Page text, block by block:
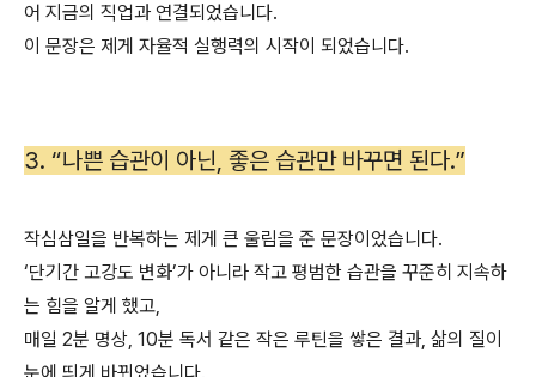
어 지금의 직업과 연결되었습니다.
이 문장은 제게 자율적 실행력의 시작이 되었습니다.
3. “나쁜 습관이 아닌, 좋은 습관만 바꾸면 된다.”
작심삼일을 반복하는 제게 큰 울림을 준 문장이었습니다.
‘단기간 고강도 변화’가 아니라 작고 평범한 습관을 꾸준히 지속하
는 힘을 알게 했고,
매일 2분 명상, 10분 독서 같은 작은 루틴을 쌓은 결과, 삶의 질이